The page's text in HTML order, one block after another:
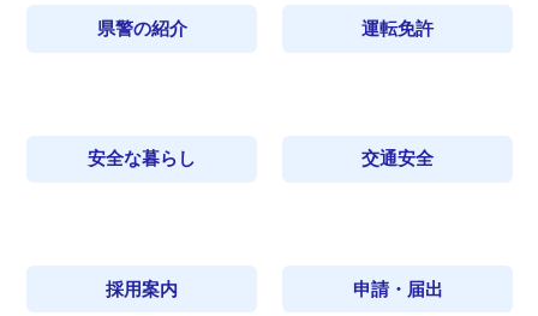
県警の紹介 運転免許
安全な暮らし 交通安全
採用案内 申請・届出